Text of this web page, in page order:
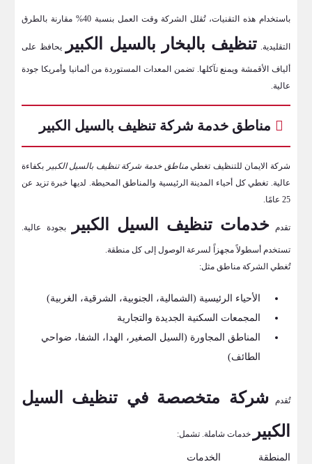
باستخدام هذه التقنيات، تُقلل الشركة وقت العمل بنسبة 40% مقارنة بالطرق
التقليدية. تنظيف بالبخار بالسيل الكبير يحافظ على
ألياف الأقمشة ويمنع تآكلها. تضمن المعدات المستوردة من ألمانيا وأمريكا جودة
عالية.
مناطق خدمة شركة تنظيف بالسيل الكبير
شركة الايمان للتنظيف تغطيمناطق خدمة شركة تنظيف بالسيل الكبير بكفاءة
عالية. تغطي كل أحياء المدينة الرئيسية والمناطق المحيطة. لديها خبرة تزيد عن
25 عامًا.
تقدم خدمات تنظيف السيل الكبير بجودة عالية.
تستخدم أسطولاً مجهزاً لسرعة الوصول إلى كل منطقة.
تُغطي الشركة مناطق مثل:
الأحياء الرئيسية (الشمالية، الجنوبية، الشرقية، الغربية)
المجمعات السكنية الجديدة والتجارية
المناطق المجاورة (السيل الصغير، الهدا، الشفا، ضواحي
الطائف)
تُقدمشركة متخصصة في تنظيف السيل
الكبير
خدمات شاملة. تشمل:
المنطقة
الخدمات